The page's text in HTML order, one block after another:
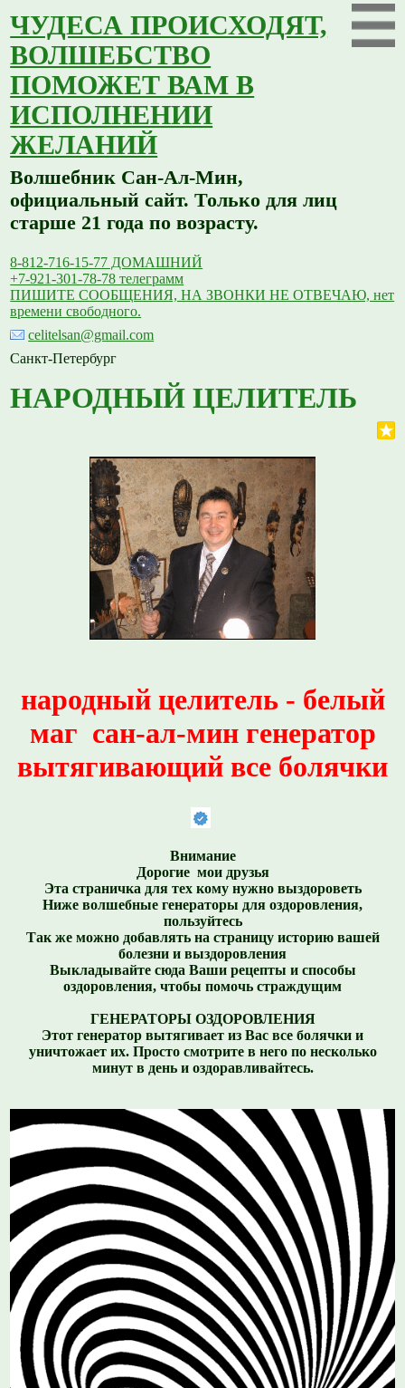
ЧУДЕСА ПРОИСХОДЯТ,
ВОЛШЕБСТВО
ПОМОЖЕТ ВАМ В
ИСПОЛНЕНИИ
ЖЕЛАНИЙ
Волшебник Сан-Ал-Мин,
официальный сайт. Только для лиц
старше 21 года по возрасту.
8-812-716-15-77 ДОМАШНИЙ
+7-921-301-78-78 телеграмм
ПИШИТЕ СООБЩЕНИЯ, НА ЗВОНКИ НЕ ОТВЕЧАЮ, нет
времени свободного.
celitelsan@gmail.com
Санкт-Петербург
НАРОДНЫЙ ЦЕЛИТЕЛЬ
народный целитель - белый
маг сан-ал-мин генератор
вытягивающий все болячки
Внимание
Дорогие мои друзья
Эта страничка для тех кому нужно выздороветь
Ниже волшебные генераторы для оздоровления,
пользуйтесь
Так же можно добавлять на страницу историю вашей
болезни и выздоровления
Выкладывайте сюда Ваши рецепты и способы
оздоровления, чтобы помочь страждущим
ГЕНЕРАТОРЫ ОЗДОРОВЛЕНИЯ
Этот генератор вытягивает из Вас все болячки и
уничтожает их. Просто смотрите в него по несколько
минут в день и оздоравливайтесь.